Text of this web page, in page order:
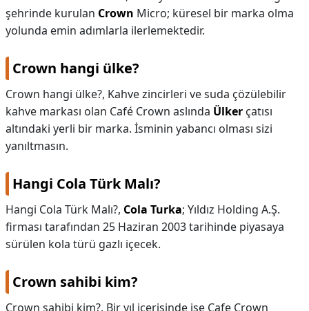
şehrinde kurulan Crown Micro; küresel bir marka olma
yolunda emin adımlarla ilerlemektedir.
Crown hangi ülke?
Crown hangi ülke?, Kahve zincirleri ve suda çözülebilir
kahve markası olan Café Crown aslında Ülker çatısı
altındaki yerli bir marka. İsminin yabancı olması sizi
yanıltmasın.
Hangi Cola Türk Malı?
Hangi Cola Türk Malı?, Cola Turka; Yıldız Holding A.Ş.
firması tarafından 25 Haziran 2003 tarihinde piyasaya
sürülen kola türü gazlı içecek.
Crown sahibi kim?
Crown sahibi kim?, Bir yıl içerisinde ise Cafe Crown